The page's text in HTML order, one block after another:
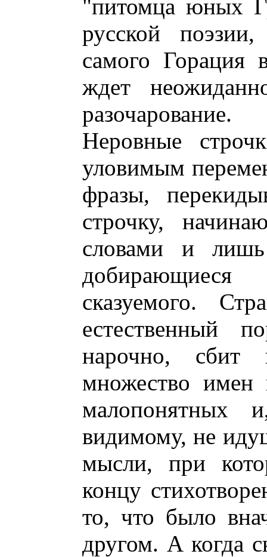
"питомца юных
русской
самого Горация
ждет
разочарование.
Неровные
уловимым
фразы,
строчку,
словами и
сказуемого.
естественный
нарочно, сбит
множество имен
малопонятных
видимому, не
мысли, при
концу
то, что было
другом. А когда